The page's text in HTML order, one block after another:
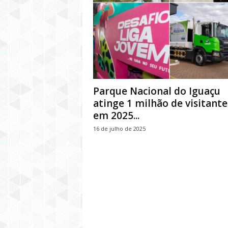
Parque Nacional do Iguaçu
atinge 1 milhão de
em 2025...
16 de julho de 2025